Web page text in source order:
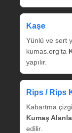
Kaşe
Yünlü ve sert
kumas.org’ta
yapılır.
Rips / Rips
Kabartma
Kumaş
edilir.